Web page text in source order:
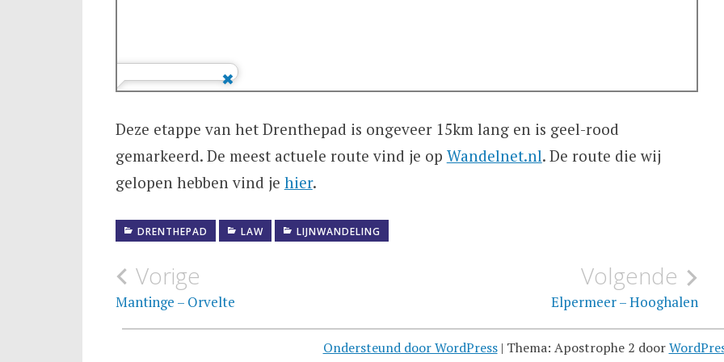
Deze etappe van het Drenthepad is ongeveer 15km lang en is geel-rood
gemarkeerd. De meest actuele route vind je op Wandelnet.nl. De route die wij
gelopen hebben vind je hier.
DRENTHEPAD LAW LIJNWANDELING
Bericht
navigatie
Vorige
Mantinge – Orvelte
Volgende
Elpermeer – Hooghalen
Ondersteund door WordPress | Thema: Apostrophe 2 door